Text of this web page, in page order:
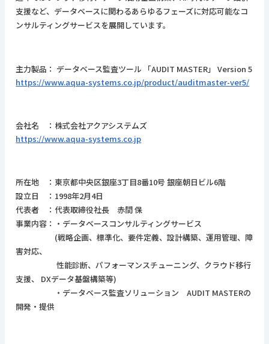
支援など、データベースに関わるあらゆるフェーズに対応可能なコ
ンサルティングサービスを展開しています。
主力製品： データベース監査ツール 「AUDIT MASTER」 Version 5
https://www.aqua-systems.co.jp/product/auditmaster-ver5/
会社名 ：株式会社アクアシステムズ
https://www.aqua-systems.co.jp
所在地 ：東京都中央区銀座3丁目8番10号 銀座朝日ビル6階
設立日 ：1998年2月4日
代表者 ：代表取締役社長 赤間 保
事業内容：・データベースコンサルティングサービス
(戦略企画、標準化、要件定義、設計構築、運用管理、障
害対応、
性能診断、パフォーマンスチューニング、クラウド移行
支援、 DXデータ基盤構築等)
・データベース監査ソリューション AUDIT MASTERの
開発・提供